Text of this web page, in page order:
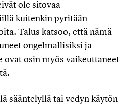
ole sitovaa
kuitenkin pyritään
Talus katsoo, että nämä
ongelmallisiksi ja
ovat osin myös vaikeuttaneet
sääntelyllä tai vedyn käytön